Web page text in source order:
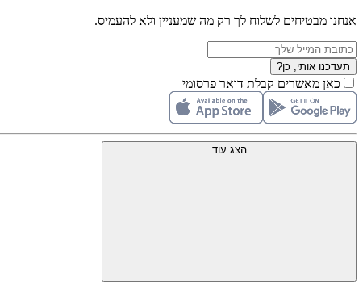
אנחנו מבטיחים לשלוח לך רק מה שמעניין ולא להעמיס.
תעדכנו אותי, כן?
כאן מאשרים קבלת דואר פרסומי
הצג עוד